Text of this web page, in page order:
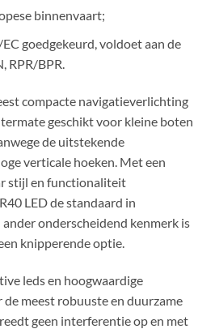
binnenvaart;
goedgekeurd, voldoet aan de
RPR/BPR.
compacte navigatieverlichting
geschikt voor kleine boten
de uitstekende
verticale hoeken. Met een
stijl en functionaliteit
LED de standaard in
onderscheidend kenmerk is
knipperende optie.
leds en hoogwaardige
meest robuuste en duurzame
geen interferentie op en met